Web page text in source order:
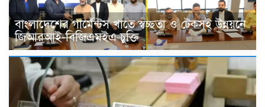
বাংলাদেশের গার্মেন্টস খাতে স্বচ্ছতা ও টেকসই উন্নয়নে
জিআরআই-বিজিএমইএ চুক্তি